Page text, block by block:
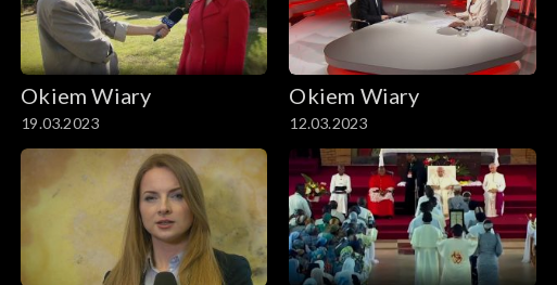
Okiem Wiary
19.03.2023
Okiem Wiary
12.03.2023